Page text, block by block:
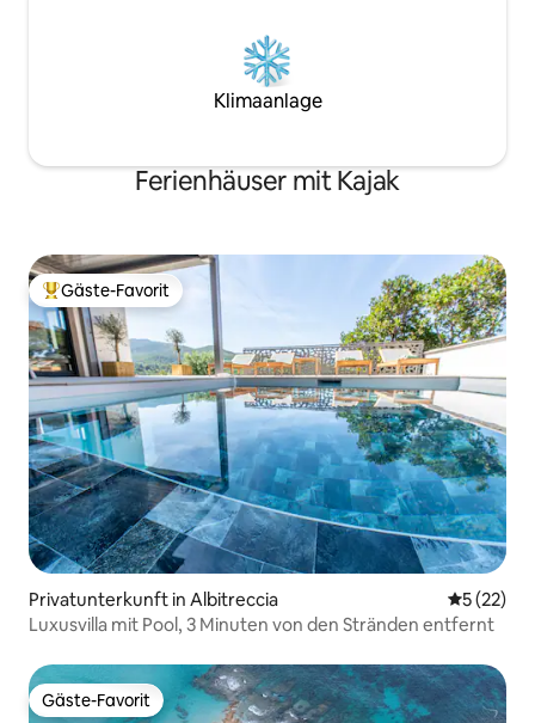
Klimaanlage
Ferienhäuser mit Kajak
Beliebter Gäste-Favorit.
Gäste-Favorit
Privatunterkunft in Albitreccia
5 (22)
Luxusvilla mit Pool, 3 Minuten von den Stränden entfernt
Gäste-Favorit
Gäste-Favorit